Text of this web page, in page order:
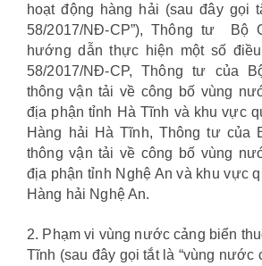
hoạt động hàng hải (sau đây gọi
58/2017/NĐ-CP”), Thông tư Bộ
hướng dẫn thực hiện một số
58/2017/NĐ-CP, Thông tư của
thông vận tải về công bố vùng
địa phận tỉnh Hà Tĩnh và khu vực
Hàng hải Hà Tĩnh, Thông tư của
thông vận tải về công bố vùng
địa phận tỉnh Nghệ An và khu vực
Hàng hải Nghệ An.
2. Phạm vi vùng nước cảng biển
Tĩnh (sau đây gọi tắt là “vùng nước